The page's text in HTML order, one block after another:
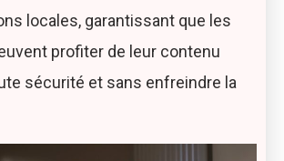
locales, garantissant que les
profiter de leur contenu
sécurité et sans enfreindre la